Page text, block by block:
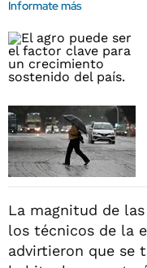
Informate más
La magnitud de
los técnicos de la
advirtieron que se